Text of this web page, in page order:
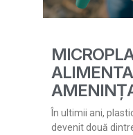
În ultimii ani,
devenit două